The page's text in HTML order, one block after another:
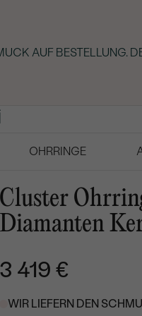
AUF BESTELLUNG.
OHRRINGE
Cluster
Diamanten
3 419 €
WIR LIEFERN DEN